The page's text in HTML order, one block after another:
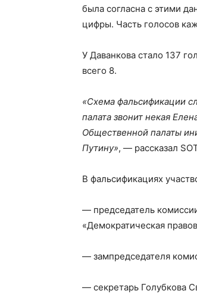
была согласна с этими
цифры. Часть голосов
У Даванкова стало 137
всего 8.
«Схема фальсификации
палата звонит некая
Общественной палаты
Путину», — рассказал
В фальсификациях
— председатель
«Демократическая
— зампредседателя
— секретарь Голубкова